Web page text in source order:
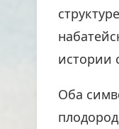
истории
Оба